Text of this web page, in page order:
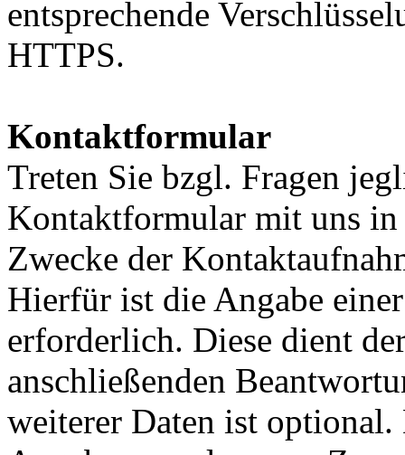
entsprechende
HTTPS.
Kontaktformular
Treten Sie bzgl. Fragen
Kontaktformular mit uns
Zwecke der
Hierfür ist die Angabe
erforderlich. Diese dient
anschließenden
weiterer Daten ist